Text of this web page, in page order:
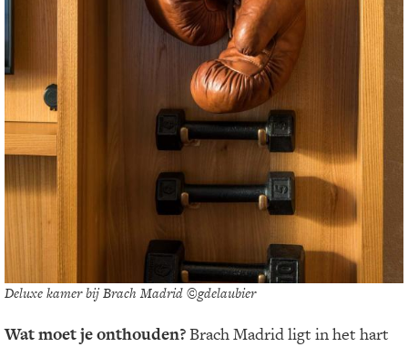
Deluxe kamer bij Brach Madrid ©gdelaubier
Wat moet je onthouden?Brach Madrid ligt in het hart